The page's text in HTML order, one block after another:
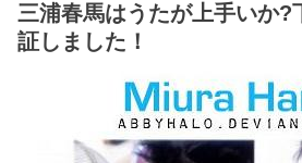
三浦春馬はうたが上手いか?
証しました！